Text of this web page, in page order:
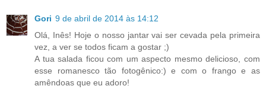
Gori 9 de abril de 2014 às 14:12
Olá, Inês! Hoje o nosso jantar vai ser cevada pela primeira
vez, a ver se todos ficam a gostar ;)
A tua salada ficou com um aspecto mesmo delicioso, com
esse romanesco tão fotogênico:) e com o frango e as
amêndoas que eu adoro!